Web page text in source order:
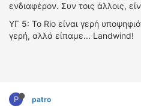
ενδιαφέρον. Συν τοις άλλοις,
ΥΓ 5: Το Rio είναι γερή
γερή, αλλά είπαμε... Landwind!
P patro